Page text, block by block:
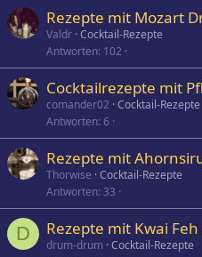
Rezepte mit Mozart
Valdr Cocktail-Rezepte
Antworten 102
Cocktailrezepte mit
comander02 Cocktail-Rezepte
Antworten 6
Rezepte mit
Thorwise Cocktail-Rezepte
Antworten 33
D Rezepte mit Kwai
drum-drum Cocktail-Rezepte